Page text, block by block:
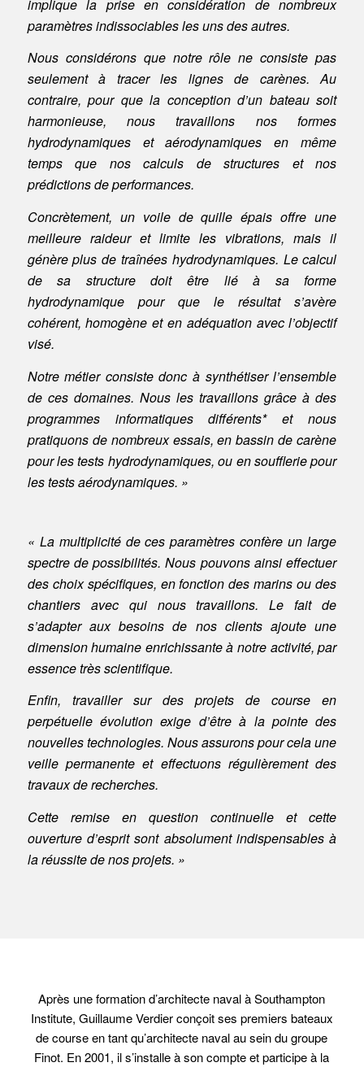
implique la prise en considération de nombreux
paramètres indissociables les uns des autres.
Nous considérons que notre rôle ne consiste pas
seulement à tracer les lignes de carènes. Au
contraire, pour que la conception d’un bateau soit
harmonieuse, nous travaillons nos formes
hydrodynamiques et aérodynamiques en même
temps que nos calculs de structures et nos
prédictions de performances.
Concrètement, un voile de quille épais offre une
meilleure raideur et limite les vibrations, mais il
génère plus de traînées hydrodynamiques. Le calcul
de sa structure doit être lié à sa forme
hydrodynamique pour que le résultat s’avère
cohérent, homogène et en adéquation avec l’objectif
visé.
Notre métier consiste donc à synthétiser l’ensemble
de ces domaines. Nous les travaillons grâce à des
programmes informatiques différents* et nous
pratiquons de nombreux essais, en bassin de carène
pour les tests hydrodynamiques, ou en soufflerie pour
les tests aérodynamiques. »
« La multiplicité de ces paramètres confère un large
spectre de possibilités. Nous pouvons ainsi effectuer
des choix spécifiques, en fonction des marins ou des
chantiers avec qui nous travaillons. Le fait de
s’adapter aux besoins de nos clients ajoute une
dimension humaine enrichissante à notre activité, par
essence très scientifique.
Enfin, travailler sur des projets de course en
perpétuelle évolution exige d’être à la pointe des
nouvelles technologies. Nous assurons pour cela une
veille permanente et effectuons régulièrement des
travaux de recherches.
Cette remise en question continuelle et cette
ouverture d’esprit sont absolument indispensables à
la réussite de nos projets. »
Après une formation d’architecte naval à Southampton
Institute, Guillaume Verdier conçoit ses premiers bateaux
de course en tant qu’architecte naval au sein du groupe
Finot. En 2001, il s’installe à son compte et participe à la